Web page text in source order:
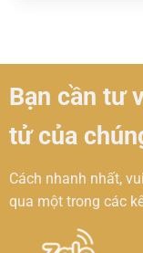
Bạn cần tư
tử của
Cách nhanh nhất,
qua một trong các